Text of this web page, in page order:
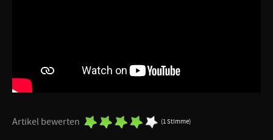
Artikel bewerten (1 Stimme)